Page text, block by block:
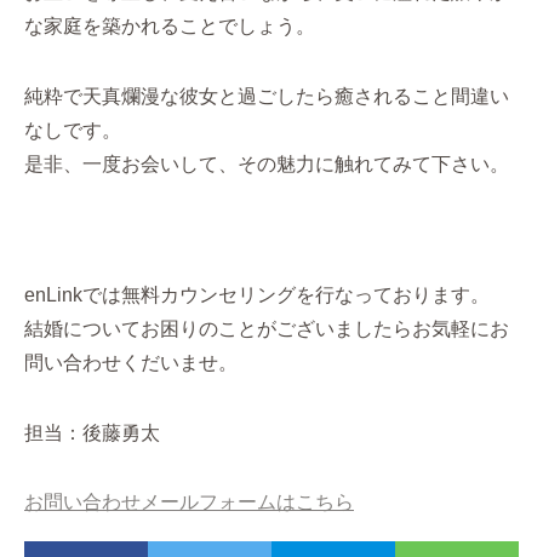
な家庭を築かれることでしょう。
純粋で天真爛漫な彼女と過ごしたら癒されること間違い
なしです。
是非、一度お会いして、その魅力に触れてみて下さい。
enLinkでは無料カウンセリングを行なっております。
結婚についてお困りのことがございましたらお気軽にお
問い合わせくだいませ。
担当：後藤勇太
お問い合わせメールフォームはこちら